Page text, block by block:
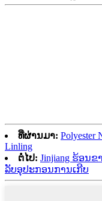
ທີ່ຜ່ານມາ: Polyester
Linling
ຕໍ່ໄປ: Jinjiang ຮ້ອນຂ
ລັບອຸປະກອນການເກີບ